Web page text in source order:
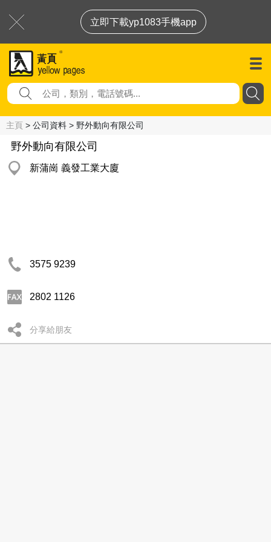
立即下載yp1083手機app
主頁 > 公司資料 > 野外動向有限公司
野外動向有限公司
新蒲崗 義發工業大廈
3575 9239
2802 1126
分享給朋友